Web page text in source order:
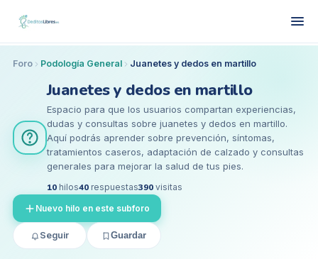
Foro Podología General Juanetes y dedos en martillo
Juanetes y dedos en martillo
Espacio para que los usuarios compartan experiencias,
dudas y consultas sobre juanetes y dedos en martillo.
Aquí podrás aprender sobre prevención, síntomas,
tratamientos caseros, adaptación de calzado y consultas
generales para mejorar la salud de tus pies.
10hilos40respuestas390visitas
Nuevo hilo en este subforo
Seguir Guardar